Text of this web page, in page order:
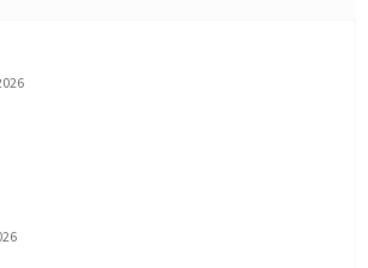
obchodu je 5 z 5 hvězdiček.
obchodu je 5 z 5 hvězdiček.